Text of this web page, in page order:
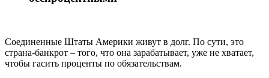
Соединенные Штаты Америки живут в долг. По сути, это
страна-банкрот – того, что она зарабатывает, уже не хватает,
чтобы гасить проценты по обязательствам.